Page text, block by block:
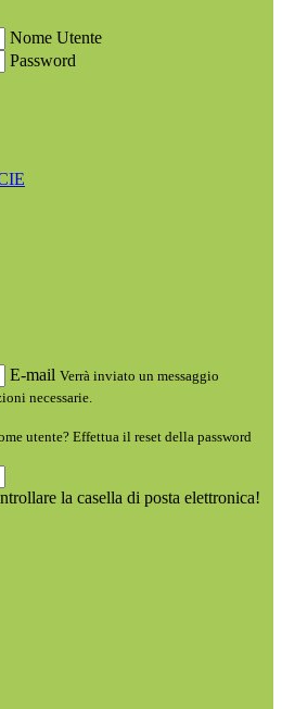
Nome Utente
Password
E-mail Verrà inviato un messaggio
necessarie.
utente? Effettua il reset della password
la casella di posta elettronica!